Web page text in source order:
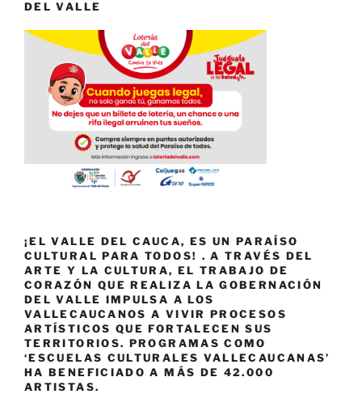
DEL VALLE
¡EL VALLE DEL CAUCA, ES UN PARAÍSO
CULTURAL PARA TODOS! . A TRAVÉS DEL
ARTE Y LA CULTURA, EL TRABAJO DE
CORAZÓN QUE REALIZA LA GOBERNACIÓN
DEL VALLE IMPULSA A LOS
VALLECAUCANOS A VIVIR PROCESOS
ARTÍSTICOS QUE FORTALECEN SUS
TERRITORIOS. PROGRAMAS COMO
‘ESCUELAS CULTURALES VALLECAUCANAS’
HA BENEFICIADO A MÁS DE 42.000
ARTISTAS.